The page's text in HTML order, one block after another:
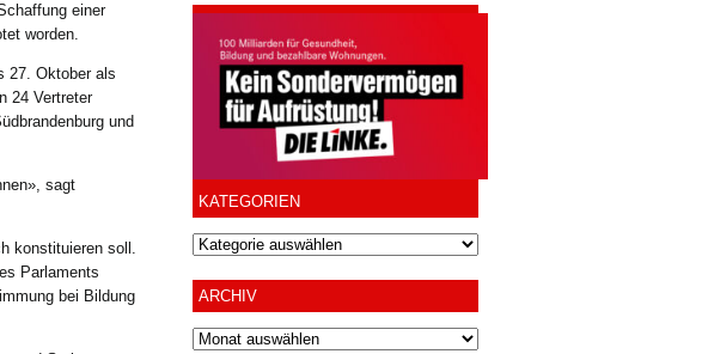
einer
worden.
27. Oktober als
24 Vertreter
und
sagt
konstituieren soll.
Parlaments
bei Bildung
KATEGORIEN
ARCHIV
Archiv